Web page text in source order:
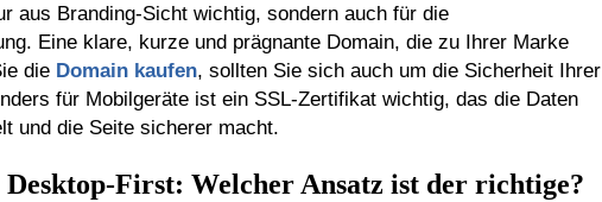
aus Branding-Sicht wichtig, sondern auch für die
Eine klare, kurze und prägnante Domain, die zu Ihrer Marke
die Domain kaufen, sollten Sie sich auch um die Sicherheit Ihrer
für Mobilgeräte ist ein SSL-Zertifikat wichtig, das die Daten
und die Seite sicherer macht.
First: Welcher Ansatz ist der richtige?